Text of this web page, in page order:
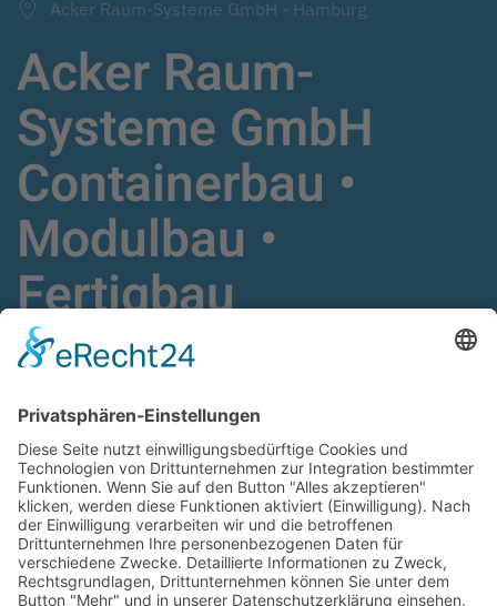
Acker Raum-Systeme GmbH - Hamburg
Acker Raum-
Systeme GmbH
Containerbau •
Modulbau •
Fertigbau
Fertigbau,
Modulgebäude und Containerseit
1992